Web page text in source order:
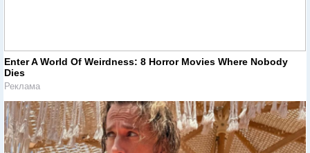
Enter A World Of Weirdness: 8 Horror Movies Where Nobody
Dies
Реклама